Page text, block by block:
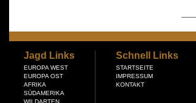
Jagd Links
EUROPA WEST
EUROPA OST
AFRIKA
SÜDAMERIKA
WILDARTEN
Schnell Links
STARTSEITE
IMPRESSUM
KONTAKT